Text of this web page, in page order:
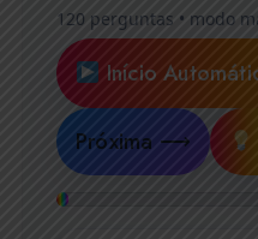
120 perguntas • modo
Início
Próxima ⟶